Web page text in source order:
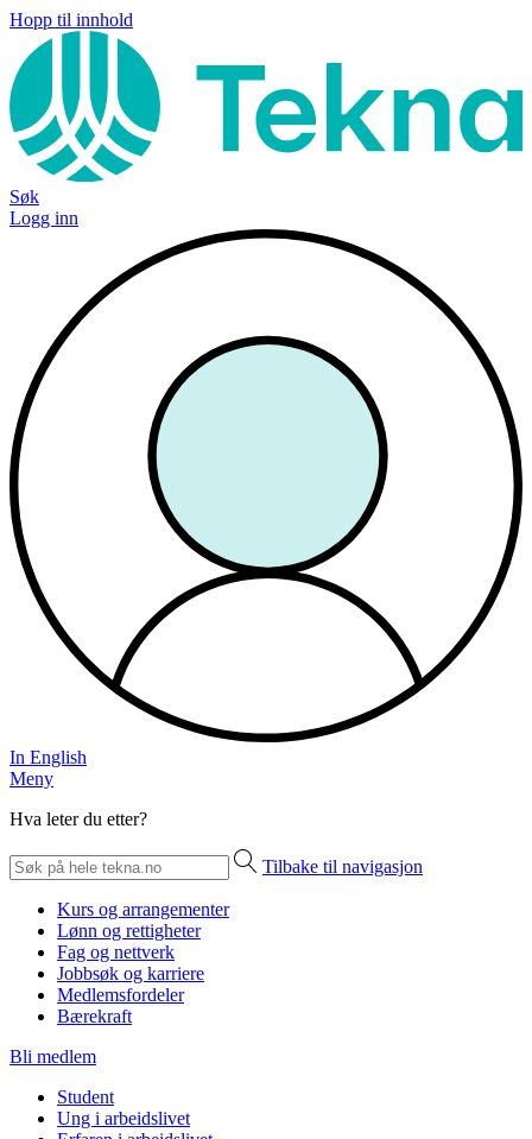
Hopp til innhold
Søk
Logg inn
In English
Meny
Hva leter du etter?
Tilbake til navigasjon
Kurs og arrangementer
Lønn og rettigheter
Fag og nettverk
Jobbsøk og karriere
Medlemsfordeler
Bærekraft
Bli medlem
Student
Ung i arbeidslivet